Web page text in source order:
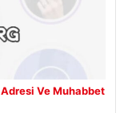
Ve Muhabbet